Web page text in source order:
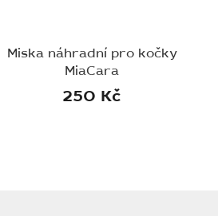
Miska náhradní pro kočky
MiaCara
250 Kč